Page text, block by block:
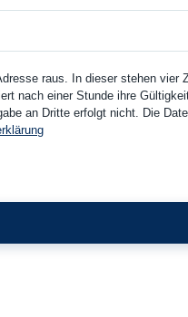
raus. In dieser stehen vier
nach einer Stunde ihre
an Dritte erfolgt nicht. Die